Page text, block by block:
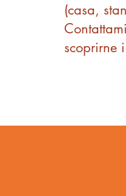
(casa,
scoprirne